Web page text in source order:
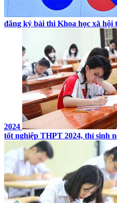
đăng ký bài thi Khoa học xã
2024
tốt nghiệp THPT 2024, thí sinh